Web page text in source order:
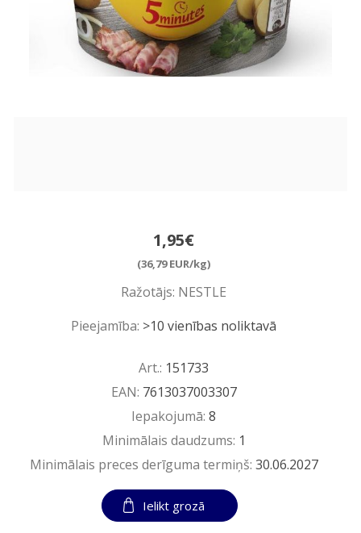
1,95€
(36,79 EUR/kg)
Ražotājs: NESTLE
Pieejamība: >10 vienības noliktavā
Art.: 151733
EAN: 7613037003307
Iepakojumā:8
Minimālais daudzums: 1
Minimālais preces derīguma termiņš: 30.06.2027
Ielikt grozā